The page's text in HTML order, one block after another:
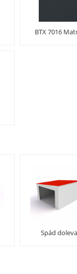
BTX 7016
Spád doleva